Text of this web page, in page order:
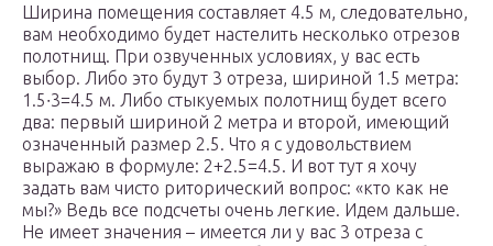
Ширина помещения составляет 4.5 м, следовательно,
вам необходимо будет настелить несколько отрезов
полотнищ. При озвученных условиях, у вас есть
выбор. Либо это будут 3 отреза, шириной 1.5 метра:
1.5∙3=4.5 м. Либо стыкуемых полотнищ будет всего
два: первый шириной 2 метра и второй, имеющий
означенный размер 2.5. Что я с удовольствием
выражаю в формуле: 2+2.5=4.5. И вот тут я хочу
задать вам чисто риторический вопрос: «кто как не
мы?» Ведь все подсчеты очень легкие. Идем дальше.
Не имеет значения – имеется ли у вас 3 отреза с